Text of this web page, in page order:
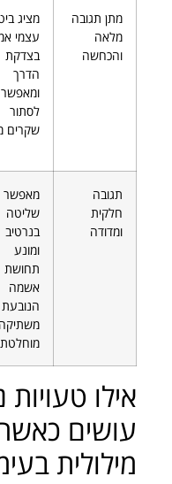
מתן תגובה
מלאה
והכחשה
מציג
עצמי
בצדקת
הדרך
ומאפשר
לסתור
שקרים
תגובה
חלקית
ומדודה
מאפשר
שליטה
בנרטיב
ומונע
תחושת
אשמה
הנובעת
משתיקה
מוחלטת
אילו
עושים
מילולית